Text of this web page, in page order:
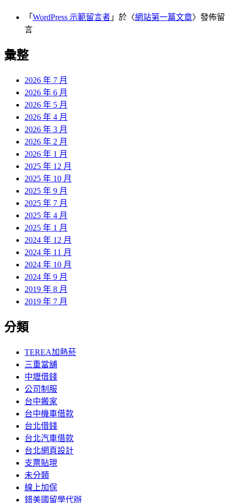
「 WordPress 示範留言者 」於〈網站第一篇文章〉發佈留
言
彙整
2026 年 7 月
2026 年 6 月
2026 年 5 月
2026 年 4 月
2026 年 3 月
2026 年 2 月
2026 年 1 月
2025 年 12 月
2025 年 10 月
2025 年 9 月
2025 年 7 月
2025 年 4 月
2025 年 1 月
2024 年 12 月
2024 年 11 月
2024 年 10 月
2024 年 9 月
2019 年 8 月
2019 年 7 月
分類
TEREA加熱菸
三重當舖
中壢借錢
公司制服
台中搬家
台中機車借款
台北借錢
台北汽車借款
台北網頁設計
支票貼現
未分類
線上加保
錯美國留學代辦